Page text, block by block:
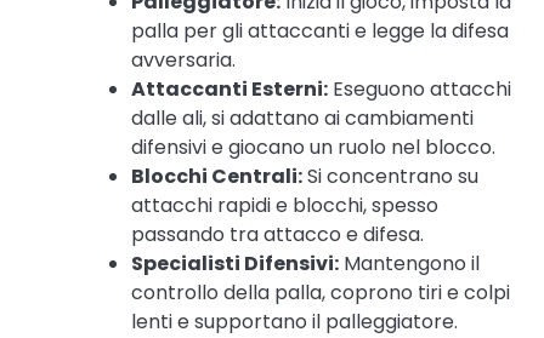
palla per gli attaccanti e legge la difesa
avversaria.
Attaccanti Esterni: Eseguono attacchi
dalle ali, si adattano ai cambiamenti
difensivi e giocano un ruolo nel blocco.
Blocchi Centrali:Si concentrano su
attacchi rapidi e blocchi, spesso
passando tra attacco e difesa.
Specialisti Difensivi: Mantengono il
controllo della palla, coprono tiri e colpi
lenti e supportano il palleggiatore.